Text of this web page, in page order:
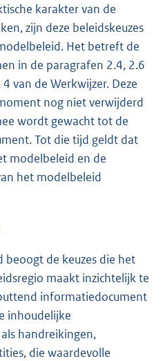
karakter van de
zijn deze beleidskeuzes
Het betreft de
in de paragrafen 2.4, 2.6
van de Werkwijzer. Deze
nog niet verwijderd
wordt gewacht tot de
Tot die tijd geldt dat
modelbeleid en de
het modelbeleid
de keuzes die het
maakt inzichtelijk te
informatiedocument
inhoudelijke
handreikingen,
die waardevolle